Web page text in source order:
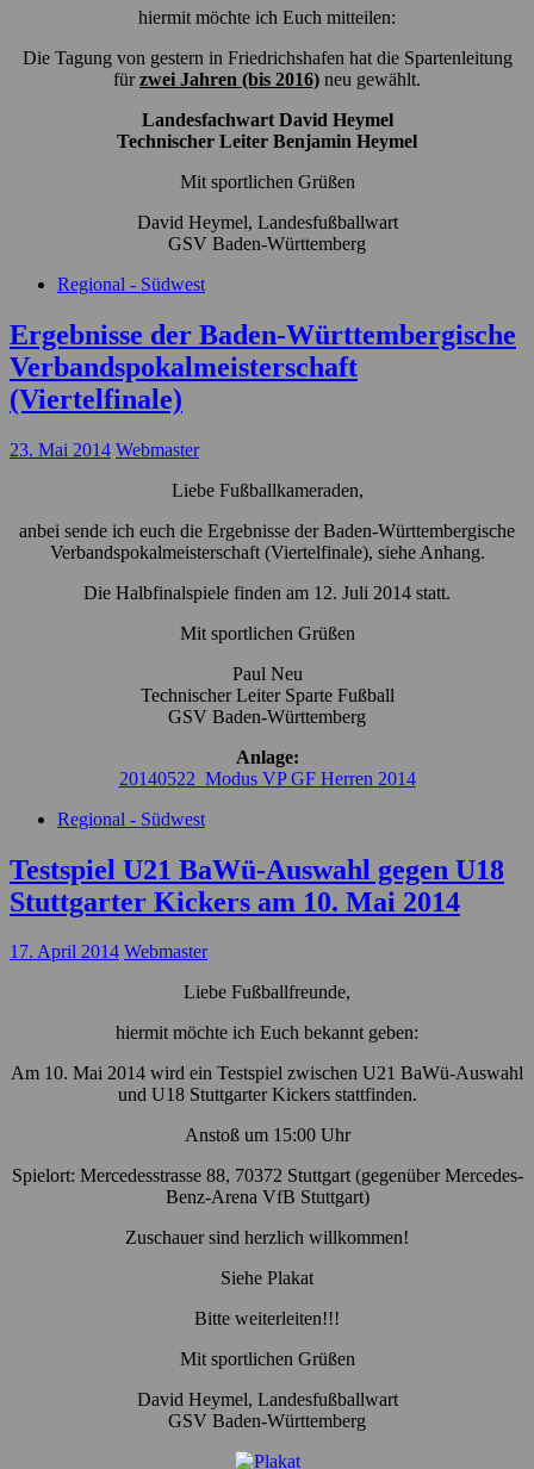
hiermit möchte ich Euch mitteilen:
Die Tagung von gestern in Friedrichshafen hat die Spartenleitung
fürzwei Jahren (bis 2016) neu gewählt.
Landesfachwart David Heymel
Technischer Leiter Benjamin Heymel
Mit sportlichen Grüßen
David Heymel, Landesfußballwart
GSV Baden-Württemberg
Regional - Südwest
Ergebnisse der Baden-Württembergische
Verbandspokalmeisterschaft
(Viertelfinale)
23. Mai 2014 Webmaster
Liebe Fußballkameraden,
anbei sende ich euch die Ergebnisse der Baden-Württembergische
Verbandspokalmeisterschaft (Viertelfinale), siehe Anhang.
Die Halbfinalspiele finden am 12. Juli 2014 statt.
Mit sportlichen Grüßen
Paul Neu
Technischer Leiter Sparte Fußball
GSV Baden-Württemberg
Anlage:
20140522_Modus VP GF Herren 2014
Regional - Südwest
Testspiel U21 BaWü-Auswahl gegen U18
Stuttgarter Kickers am 10. Mai 2014
17. April 2014 Webmaster
Liebe Fußballfreunde,
hiermit möchte ich Euch bekannt geben:
Am 10. Mai 2014 wird ein Testspiel zwischen U21 BaWü-Auswahl
und U18 Stuttgarter Kickers stattfinden.
Anstoß um 15:00 Uhr
Spielort: Mercedesstrasse 88, 70372 Stuttgart (gegenüber Mercedes-
Benz-Arena VfB Stuttgart)
Zuschauer sind herzlich willkommen!
Siehe Plakat
Bitte weiterleiten!!!
Mit sportlichen Grüßen
David Heymel, Landesfußballwart
GSV Baden-Württemberg